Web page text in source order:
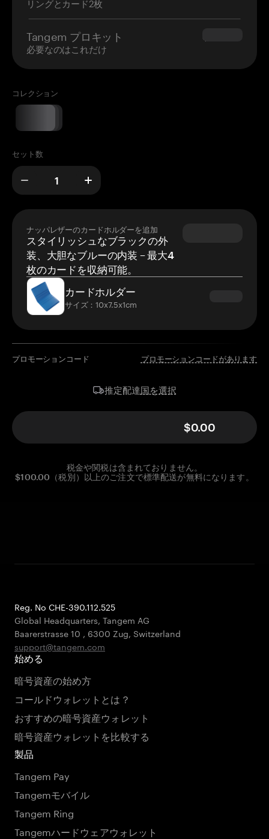
Tangem プロキット
必要なのはこれだけ
$180.00
コレクション
セット数
ナッパレザーのカードホルダーを追加
スタイリッシュなブラックの外
装、大胆なブルーの内装 – 最大4
枚のカードを収納可能。
カードホルダー
サイズ：10x7.5x1cm
プロモーションコード プロモーションコードがあります
推定配達国を選択
$0.00
税金や関税は含まれておりません。
$100.00（税別）以上のご注文で標準配送が無料になります。
Reg. No CHE-390.112.525
Global Headquarters, Tangem AG
Baarerstrasse 10 , 6300 Zug, Switzerland
support@tangem.com
始める
暗号資産の始め方
コールドウォレットとは？
おすすめの暗号資産ウォレット
暗号資産ウォレットを比較する
製品
Tangem Pay
Tangemモバイル
Tangem Ring
Tangemハードウェアウォレット